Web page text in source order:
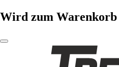
Wird zum Warenkorb